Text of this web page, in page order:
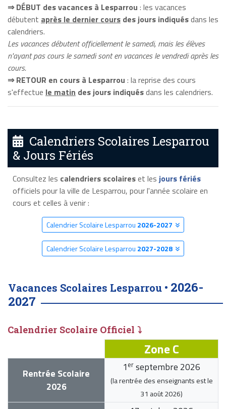
⇒ DÉBUT des vacances à Lesparrou : les vacances
débutent après le dernier cours des jours indiquésdans les
calendriers.
Les vacances débutent officiellement le samedi, mais les élèves
n'ayant pas cours le samedi sont en vacances le vendredi après les
cours.
⇒ RETOUR en cours à Lesparrou : la reprise des cours
s'effectue le matin des jours indiquésdans les calendriers.
Calendriers Scolaires Lesparrou
& Jours Fériés
Consultez les calendriers scolaireset les jours fériés
officiels pour la ville de Lesparrou, pour l'année scolaire en
cours et celles à venir :
Calendrier Scolaire Lesparrou 2026-2027
Calendrier Scolaire Lesparrou 2027-2028
Vacances Scolaires Lesparrou • 2026-
2027
Calendrier Scolaire Officiel ⤵
Zone C
Rentrée Scolaire
2026
1 er septembre 2026
(la rentrée des enseignants est le
31 août 2026)